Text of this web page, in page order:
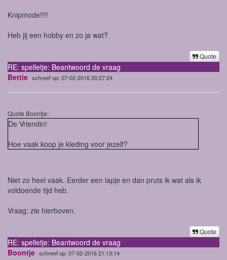
Knipmode!!!!
Heb jij een hobby en zo ja wat?
Quote
RE: spelletje: Beantwoord de vraag
Bettie schreef op: 07-02-2016 20:27:24
Quote Boontje:
De Vriendin!
Hoe vaak koop je kleding voor jezelf?
Niet zo heel vaak. Eerder een lapje en dan pruts ik wat als ik
voldoende tijd heb.
Vraag; zie hierboven.
Quote
RE: spelletje: Beantwoord de vraag
Boontje schreef op: 07-02-2016 21:13:14